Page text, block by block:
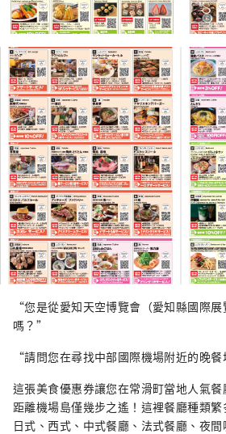
“您是從愛知天空博覽會（愛知縣國際
嗎？”
“請問您在尋找中部國際機場附近的晚餐
這張美食優惠券讓您在常滑町當地人氣
距離機場島僅幾步之遙！這裡餐廳種類
日式、西式、中式餐廳、法式餐廳、夜